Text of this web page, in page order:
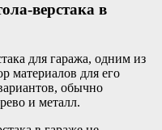
верстака в
для гаража, одним из
материалов для его
обычно
и металл.